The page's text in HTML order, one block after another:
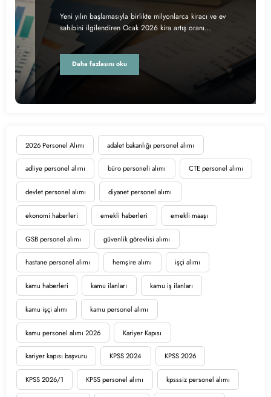
2026 Personel Alımı adalet bakanlığı personel alımı
adliye personel alımı büro personeli alımı CTE personel alımı
devlet personel alımı diyanet personel alımı
ekonomi haberleri emekli haberleri emekli maaşı
GSB personel alımı güvenlik görevlisi alımı
hastane personel alımı hemşire alımı işçi alımı
kamu haberleri kamu ilanları kamu iş ilanları
kamu işçi alımı kamu personel alımı
kamu personel alımı 2026 Kariyer Kapısı
kariyer kapısı başvuru KPSS 2024 KPSS 2026
KPSS 2026/1 KPSS personel alımı kpsssiz personel alımı
Yeni yılın başlamasıyla birlikte milyonlarca kiracı ve ev
sahibini ilgilendiren Ocak 2026 kira artış oranı…
Daha fazlasını oku